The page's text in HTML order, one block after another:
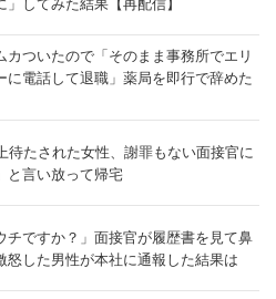
カついたので「そのまま事務所でエリ
に電話して退職」薬局を即行で辞めた
待たされた女性、謝罪もない面接官に
と言い放って帰宅
チですか？」面接官が履歴書を見て鼻
た男性が本社に通報した結果は